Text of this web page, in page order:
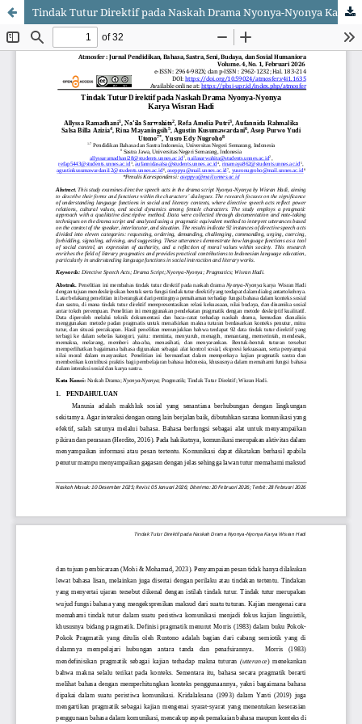
Tindak Tutur Direktif pada Naskah Drama Nyonya-Nyonya Karya Wisran Hadi